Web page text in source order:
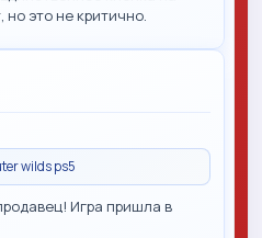
это не критично.
wilds ps5
Игра пришла в